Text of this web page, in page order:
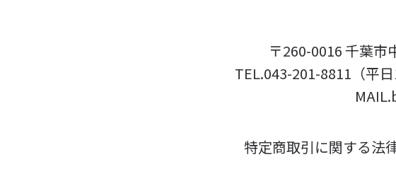
〒260-0016 千葉市
TEL.043-201-8811（平
特定商取引に関する法